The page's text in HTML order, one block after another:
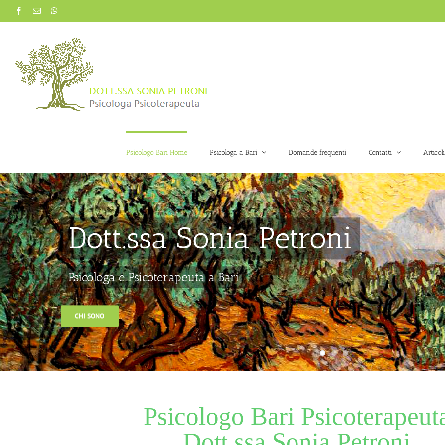
Psicologo Bari Home Psicologa a Bari Domande frequenti Contatti Articoli
Dott.ssa Sonia Petroni
Psicologa e Psicoterapeuta a Bari
CHI SONO
Psicologo Bari